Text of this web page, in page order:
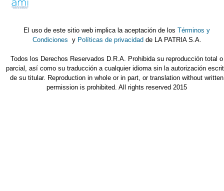
El uso de este sitio web implica la aceptación de losTérminos y
Condiciones y Políticas de privacidad de LA PATRIA S.A.
Todos los Derechos Reservados D.R.A. Prohibida su reproducción total o
parcial, así como su traducción a cualquier idioma sin la autorización
de su titular. Reproduction in whole or in part, or translation without written
permission is prohibited. All rights reserved 2015